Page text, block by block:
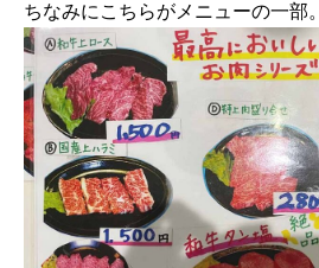
ちなみにこちらがメニューの一部。